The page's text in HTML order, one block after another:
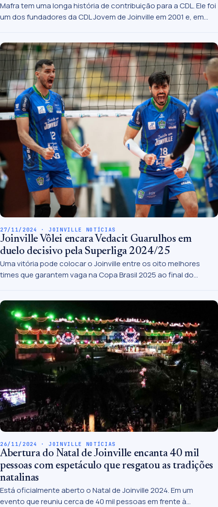
Mafra tem uma longa história de contribuição para a CDL. Ele foi
um dos fundadores da CDL Jovem de Joinville em 2001 e, em
27/11/2024 · JOINVILLE NOTÍCIAS
Joinville Vôlei encara Vedacit Guarulhos em
duelo decisivo pela Superliga 2024/25
Uma vitória pode colocar o Joinville entre os oito melhores
times que garantem vaga na Copa Brasil 2025 ao final do
26/11/2024 · JOINVILLE NOTÍCIAS
Abertura do Natal de Joinville encanta 40 mil
pessoas com espetáculo que resgatou as tradições
natalinas
Está oficialmente aberto o Natal de Joinville 2024. Em um
evento que reuniu cerca de 40 mil pessoas em frente à